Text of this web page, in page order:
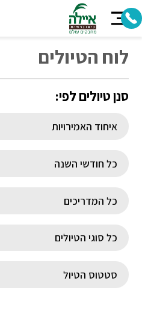
לוח הטיולים
סנן טיולים לפי: